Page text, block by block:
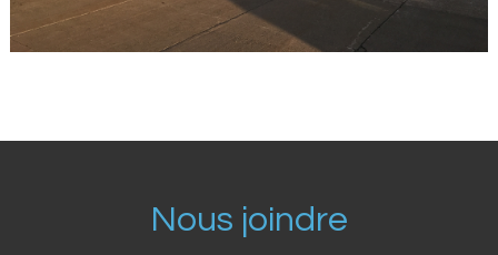
Nous joindre